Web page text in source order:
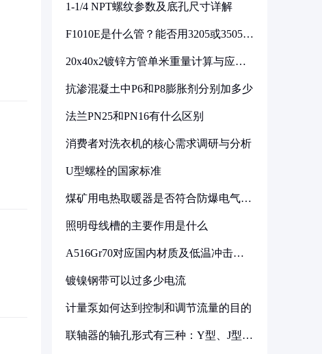
1-1/4 NPT螺纹参数及底孔尺寸详解
F1010E是什么管？能否用3205或3505代
20x40x2镀锌方管单米重量计算与应用
抗渗混凝土中P6和P8膨胀剂分别加多少
法兰PN25和PN16有什么区别
消费者对洗衣机的核心需求调研与分析
U型螺栓的国家标准
煤矿用电热取暖器是否符合防爆电气设
照明母线槽的主要作用是什么
A516Gr70对应国内材质及低温冲击要
镀镍钢带可以过多少电流
计量泵如何达到控制和调节流量的目的
联轴器的轴孔形式有三种：Y型、J型、